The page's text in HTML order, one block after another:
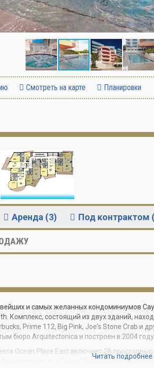
Смотреть на карте Планировки
Аренда (3) Под контрактом
и самых желанных кондоминиумов
Комплекс, состоящий из двух зданий,
Prime 112, Big Pink, Joe's Stone Crab и
бюро Arquitectonica и построен в 2004 году.
Ocean Place East включает 26
апартаменты Ocean Place East могут
Читать подробнее